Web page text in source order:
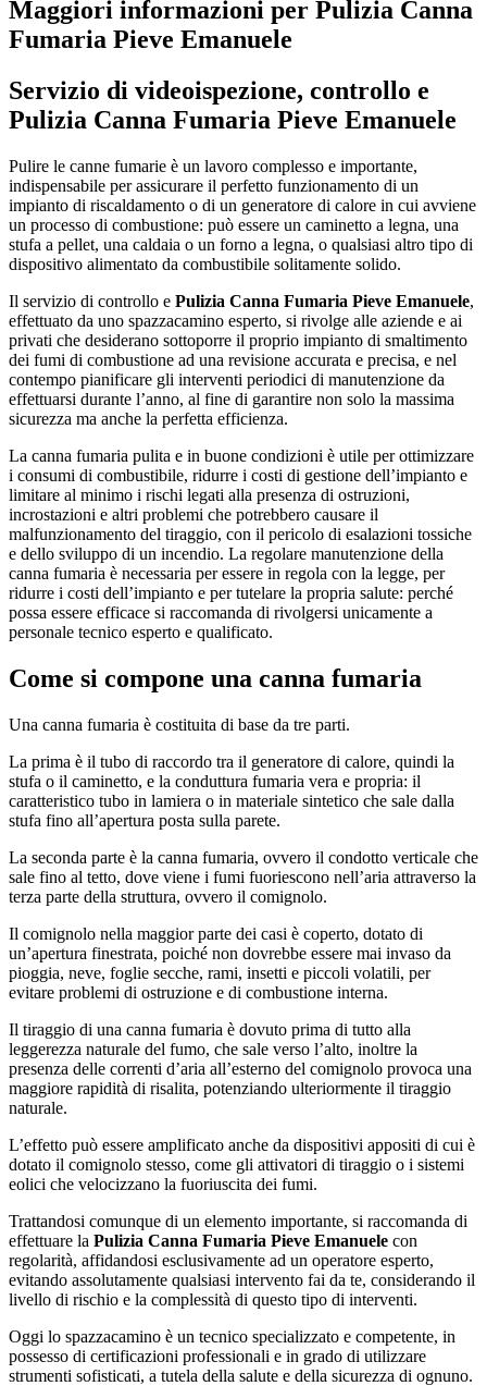
Maggiori informazioni per Pulizia Canna
Fumaria Pieve Emanuele
Servizio di videoispezione, controllo e
Pulizia Canna Fumaria Pieve Emanuele
Pulire le canne fumarie è un lavoro complesso e importante,
indispensabile per assicurare il perfetto funzionamento di un
impianto di riscaldamento o di un generatore di calore in cui avviene
un processo di combustione: può essere un caminetto a legna, una
stufa a pellet, una caldaia o un forno a legna, o qualsiasi altro tipo di
dispositivo alimentato da combustibile solitamente solido.
Il servizio di controllo e Pulizia Canna Fumaria Pieve Emanuele,
effettuato da uno spazzacamino esperto, si rivolge alle aziende e ai
privati che desiderano sottoporre il proprio impianto di smaltimento
dei fumi di combustione ad una revisione accurata e precisa, e nel
contempo pianificare gli interventi periodici di manutenzione da
effettuarsi durante l’anno, al fine di garantire non solo la massima
sicurezza ma anche la perfetta efficienza.
La canna fumaria pulita e in buone condizioni è utile per ottimizzare
i consumi di combustibile, ridurre i costi di gestione dell’impianto e
limitare al minimo i rischi legati alla presenza di ostruzioni,
incrostazioni e altri problemi che potrebbero causare il
malfunzionamento del tiraggio, con il pericolo di esalazioni tossiche
e dello sviluppo di un incendio. La regolare manutenzione della
canna fumaria è necessaria per essere in regola con la legge, per
ridurre i costi dell’impianto e per tutelare la propria salute: perché
possa essere efficace si raccomanda di rivolgersi unicamente a
personale tecnico esperto e qualificato.
Come si compone una canna fumaria
Una canna fumaria è costituita di base da tre parti.
La prima è il tubo di raccordo tra il generatore di calore, quindi la
stufa o il caminetto, e la conduttura fumaria vera e propria: il
caratteristico tubo in lamiera o in materiale sintetico che sale dalla
stufa fino all’apertura posta sulla parete.
La seconda parte è la canna fumaria, ovvero il condotto verticale che
sale fino al tetto, dove viene i fumi fuoriescono nell’aria attraverso la
terza parte della struttura, ovvero il comignolo.
Il comignolo nella maggior parte dei casi è coperto, dotato di
un’apertura finestrata, poiché non dovrebbe essere mai invaso da
pioggia, neve, foglie secche, rami, insetti e piccoli volatili, per
evitare problemi di ostruzione e di combustione interna.
Il tiraggio di una canna fumaria è dovuto prima di tutto alla
leggerezza naturale del fumo, che sale verso l’alto, inoltre la
presenza delle correnti d’aria all’esterno del comignolo provoca una
maggiore rapidità di risalita, potenziando ulteriormente il tiraggio
naturale.
L’effetto può essere amplificato anche da dispositivi appositi di cui è
dotato il comignolo stesso, come gli attivatori di tiraggio o i sistemi
eolici che velocizzano la fuoriuscita dei fumi.
Trattandosi comunque di un elemento importante, si raccomanda di
effettuare la Pulizia Canna Fumaria Pieve Emanuele con
regolarità, affidandosi esclusivamente ad un operatore esperto,
evitando assolutamente qualsiasi intervento fai da te, considerando il
livello di rischio e la complessità di questo tipo di interventi.
Oggi lo spazzacamino è un tecnico specializzato e competente, in
possesso di certificazioni professionali e in grado di utilizzare
strumenti sofisticati, a tutela della salute e della sicurezza di ognuno.